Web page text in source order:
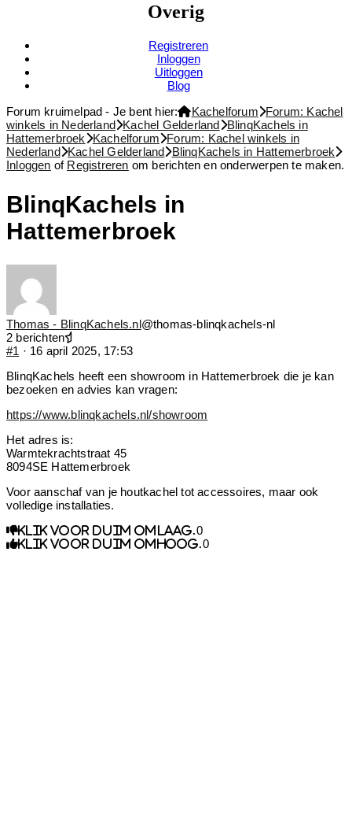
Overig
Registreren
Inloggen
Uitloggen
Blog
Forum kruimelpad - Je bent hier:
Kachelforum Forum: Kachel
winkels in Nederland Kachel Gelderland BlinqKachels in
Hattemerbroek
Kachelforum
Forum: Kachel winkels in
Nederland Kachel Gelderland BlinqKachels in Hattemerbroek
Inloggen of Registreren om berichten en onderwerpen te maken.
BlinqKachels in
Hattemerbroek
Thomas - BlinqKachels.nl@thomas-blinqkachels-nl
2 berichten
#1 · 16 april 2025, 17:53
BlinqKachels heeft een showroom in Hattemerbroek die je kan
bezoeken en advies kan vragen:
https://www.blinqkachels.nl/showroom
Het adres is:
Warmtekrachtstraat 45
8094SE Hattemerbroek
Voor aanschaf van je houtkachel tot accessoires, maar ook
volledige installaties.
Klik voor duim omlaag. 0
Klik voor duim omhoog. 0